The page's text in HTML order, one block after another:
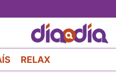
al
contenido
principal
RELAX